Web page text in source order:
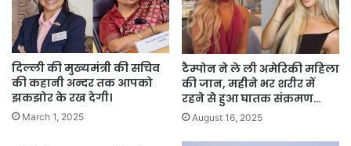
दिल्ली की मुख्यमंत्री की सचिव
की कहानी अन्दर तक आपको
झकझोर के रख देगी।
March 1, 2025
टैम्पोन ने ले ली अमेरिकी महिला
की जान, महीने भर शरीर में
रहने से हुआ घातक संक्रमण…
August 16, 2025